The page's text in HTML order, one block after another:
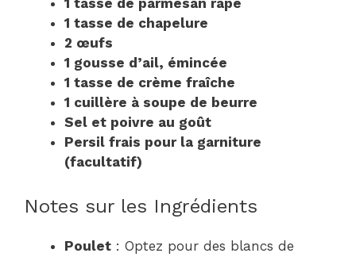
1 tasse de chapelure
2 œufs
1 gousse d’ail, émincée
1 tasse de crème fraîche
1 cuillère à soupe de beurre
Sel et poivre au goût
Persil frais pour la garniture
(facultatif)
Notes sur les Ingrédients
Poulet : Optez pour des blancs de